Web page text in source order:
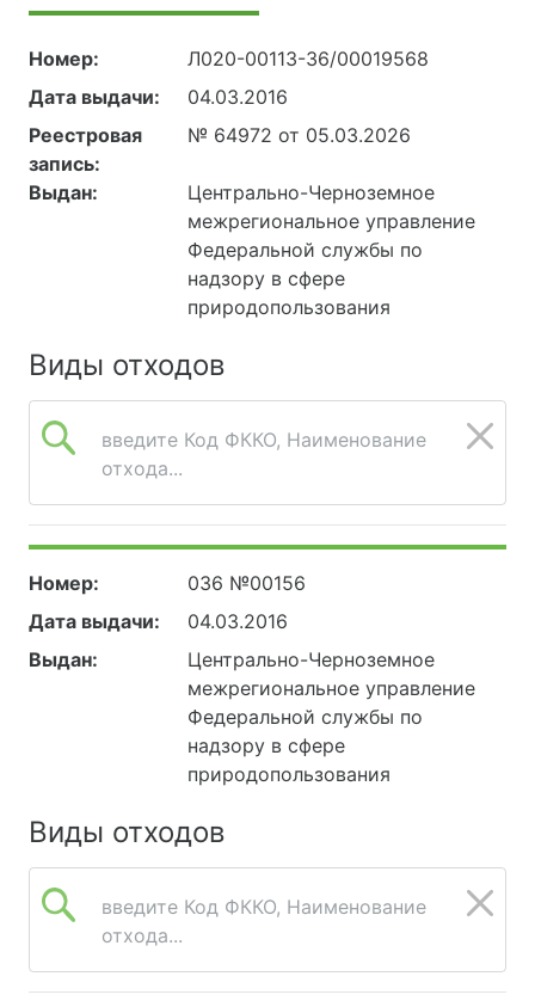
Номер:
Л020-00113-36/00019568
Дата выдачи:
04.03.2016
Реестровая
запись:
№ 64972 от 05.03.2026
Выдан:
Центрально-Черноземное
межрегиональное управление
Федеральной службы по
надзору в сфере
природопользования
Виды отходов
введите Код ФККО, Наименование
отхода...
Номер:
036 №00156
Дата выдачи:
04.03.2016
Выдан:
Центрально-Черноземное
межрегиональное управление
Федеральной службы по
надзору в сфере
природопользования
Виды отходов
введите Код ФККО, Наименование
отхода...